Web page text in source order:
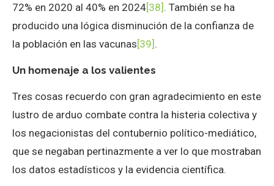
72% en 2020 al 40% en 2024[38] . También se ha
producido una lógica disminución de la confianza de
la población en las vacunas[39] .
Un homenaje a los valientes
Tres cosas recuerdo con gran agradecimiento en este
lustro de arduo combate contra la histeria colectiva y
los negacionistas del contubernio político-mediático,
que se negaban pertinazmente a ver lo que mostraban
los datos estadísticos y la evidencia científica.